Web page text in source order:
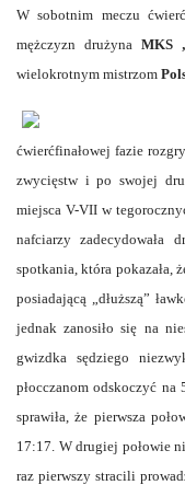
W sobotnim meczu
mężczyzn drużyna MKS
wielokrotnym mistrzom
ćwierćfinałowej fazie
zwycięstw i po swojej
miejsca V-VII w
nafciarzy zadecydowała
spotkania, która pokazała,
posiadającą „dłuższą”
jednak zanosiło się na
gwizdka sędziego
płocczanom odskoczyć na
sprawiła, że pierwsza
17:17. W drugiej połowie
raz pierwszy stracili